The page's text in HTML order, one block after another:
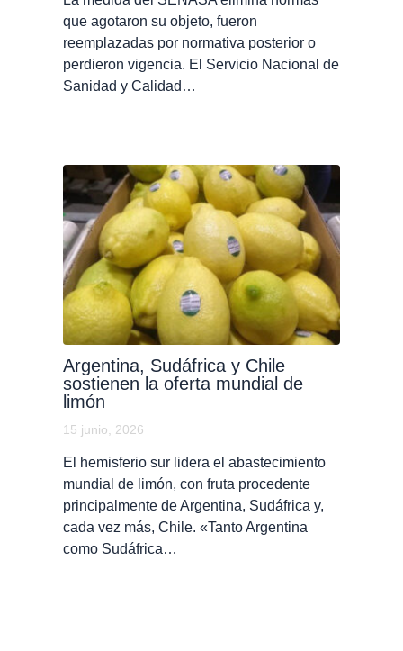
que agotaron su objeto, fueron
reemplazadas por normativa posterior o
perdieron vigencia. El Servicio Nacional de
Sanidad y Calidad…
Argentina, Sudáfrica y Chile
sostienen la oferta mundial de
limón
15 junio, 2026
El hemisferio sur lidera el abastecimiento
mundial de limón, con fruta procedente
principalmente de Argentina, Sudáfrica y,
cada vez más, Chile. «Tanto Argentina
como Sudáfrica…